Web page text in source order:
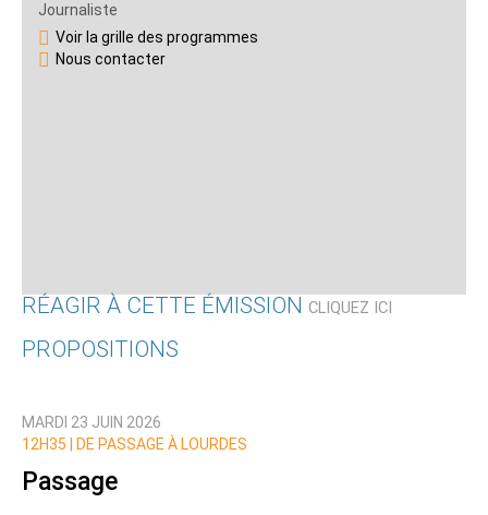
Journaliste
Voir la grille des programmes
Nous contacter
RÉAGIR À CETTE ÉMISSION CLIQUEZ ICI
Nom
PROPOSITIONS
MARDI 23 JUIN 2026
12H35 |
DE PASSAGE À LOURDES
Passage